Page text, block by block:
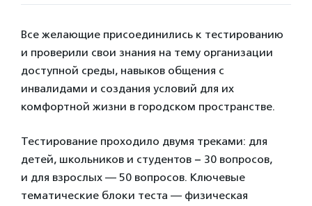
Все желающие присоединились к тестированию
и проверили свои знания на тему организации
доступной среды, навыков общения с
инвалидами и создания условий для их
комфортной жизни в городском пространстве.
Тестирование проходило двумя треками: для
детей, школьников и студентов − 30 вопросов,
и для взрослых — 50 вопросов. Ключевые
тематические блоки теста — физическая